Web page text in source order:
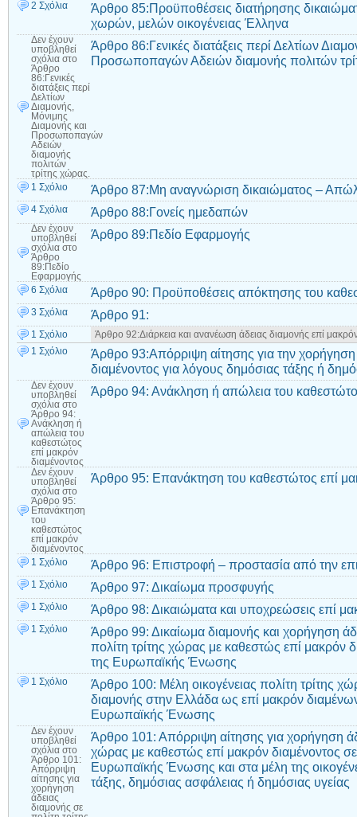
2 Σχόλια
Άρθρο 85:Προϋποθέσεις διατήρησης
χωρών, μελών οικογένειας Έλληνα
Δεν έχουν
υποβληθεί
σχόλια στο
Άρθρο
86:Γενικές
διατάξεις περί
Δελτίων
Διαμονής,
Μόνιμης
Διαμονής και
Προσωποπαγών
Αδειών
διαμονής
πολιτών
τρίτης χώρας.
Άρθρο 86:Γενικές διατάξεις περί Δελτίων
Προσωποπαγών Αδειών διαμονής πολιτών
1 Σχόλιο Άρθρο 87:Μη αναγνώριση δικαιώματος –
4 Σχόλια Άρθρο 88:Γονείς ημεδαπών
Δεν έχουν
υποβληθεί
σχόλια στο
Άρθρο
89:Πεδίο
Εφαρμογής
Άρθρο 89:Πεδίο Εφαρμογής
6 Σχόλια Άρθρο 90: Προϋποθέσεις απόκτησης του
3 Σχόλια Άρθρο 91:
1 Σχόλιο
Άρθρο 92:Διάρκεια και ανανέωση άδειας διαμονής επί
1 Σχόλιο
Άρθρο 93:Απόρριψη αίτησης για την χορήγηση
διαμένοντος για λόγους δημόσιας τάξης ή
Δεν έχουν
υποβληθεί
σχόλια στο
Άρθρο 94:
Ανάκληση ή
απώλεια του
καθεστώτος
επί μακρόν
διαμένοντος
Άρθρο 94: Ανάκληση ή απώλεια του
Δεν έχουν
υποβληθεί
σχόλια στο
Άρθρο 95:
Επανάκτηση
του
καθεστώτος
επί μακρόν
διαμένοντος
Άρθρο 95: Επανάκτηση του καθεστώτος επί
1 Σχόλιο Άρθρο 96: Επιστροφή – προστασία από την
1 Σχόλιο Άρθρο 97: Δικαίωμα προσφυγής
1 Σχόλιο Άρθρο 98: Δικαιώματα και υποχρεώσεις επί
1 Σχόλιο
Άρθρο 99: Δικαίωμα διαμονής και χορήγηση
πολίτη τρίτης χώρας με καθεστώς επί μακρόν
της Ευρωπαϊκής Ένωσης
1 Σχόλιο
Άρθρο 100: Μέλη οικογένειας πολίτη τρίτης
διαμονής στην Ελλάδα ως επί μακρόν
Ευρωπαϊκής Ένωσης
Δεν έχουν
υποβληθεί
σχόλια στο
Άρθρο 101:
Απόρριψη
αίτησης για
χορήγηση
άδειας
διαμονής σε
Άρθρο 101: Απόρριψη αίτησης για χορήγηση
χώρας με καθεστώς επί μακρόν διαμένοντος
Ευρωπαϊκής Ένωσης και στα μέλη της
τάξης, δημόσιας ασφάλειας ή δημόσιας υγείας